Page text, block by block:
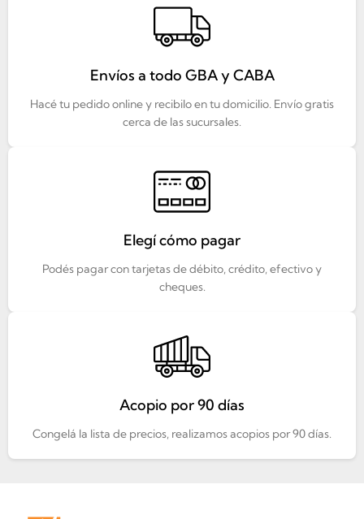
Envíos a todo GBA y CABA
Hacé tu pedido online y recibilo en tu domicilio. Envío gratis
cerca de las sucursales.
Elegí cómo pagar
Podés pagar con tarjetas de débito, crédito, efectivo y
cheques.
Acopio por 90 días
Congelá la lista de precios, realizamos acopios por 90 días.